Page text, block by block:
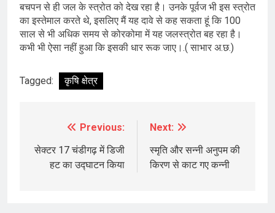
बचपन से ही जल के स्त्रोत को देख रहा है। उनके पूर्वज भी इस स्त्रोत
का इस्तेमाल करते थे, इसलिए मैं यह दावे से कह सकता हूं कि 100
साल से भी अधिक समय से कोरकोमा में यह जलस्त्रोत बह रहा है।
कभी भी ऐसा नहीं हुआ कि इसकी धार रूक जाए।.( साभार अ.छ.)
Tagged: कृषि क्षेत्र
navigation
Previous:
सेक्टर 17 चंडीगढ़ में डिजी
हट का उद्घाटन किया
Next:
स्मृति और सन्नी अनुपम की
किरण से काट गए कन्नी